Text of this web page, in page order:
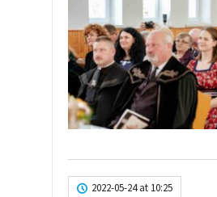
2022-05-24 at 10:25